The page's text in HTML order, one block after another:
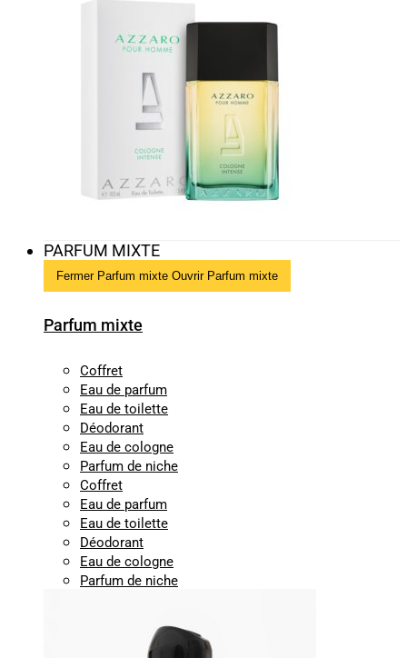
PARFUM MIXTE
Fermer Parfum mixte Ouvrir Parfum mixte
Parfum mixte
Coffret
Eau de parfum
Eau de toilette
Déodorant
Eau de cologne
Parfum de niche
Coffret
Eau de parfum
Eau de toilette
Déodorant
Eau de cologne
Parfum de niche